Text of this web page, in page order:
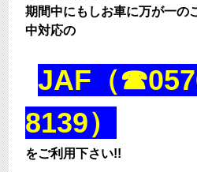
期間中にもしお車に万が一の
中対応の
JAF（
8139）
をご利用下さい!!